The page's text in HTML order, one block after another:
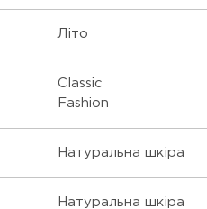
Літо
Classic
Fashion
Натуральна шкіра
Натуральна шкіра